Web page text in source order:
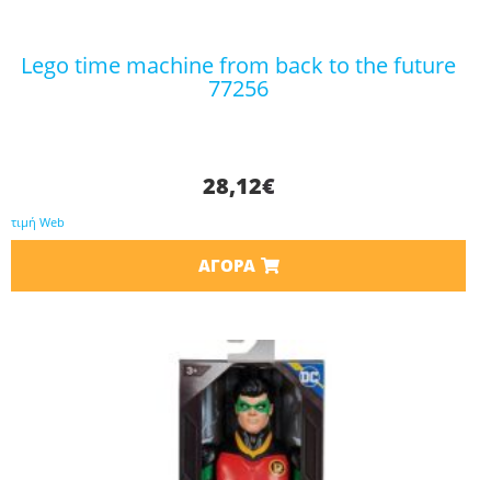
lego time machine from back to the future
77256
28,12€
τιμή Web
ΑΓΟΡΆ